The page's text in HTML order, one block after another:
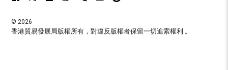
© 2026
香港貿易發展局版權所有，對違反版權者保留一切追索權利 。